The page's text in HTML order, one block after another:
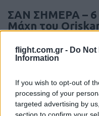
flight.com.gr - Do Not
Information
If you wish to opt-out of
processing of your
targeted advertising by
section to confirm your
ΣΑΝ ΣΗΜΕΡΑ – 6
Μάχη του
“Τυφλό” το